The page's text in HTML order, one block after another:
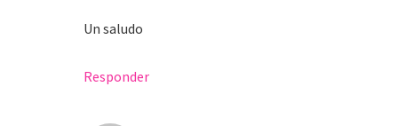
Un saludo
Responder